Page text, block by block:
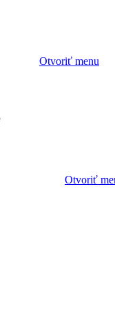
Otvoriť menu
Otvoriť